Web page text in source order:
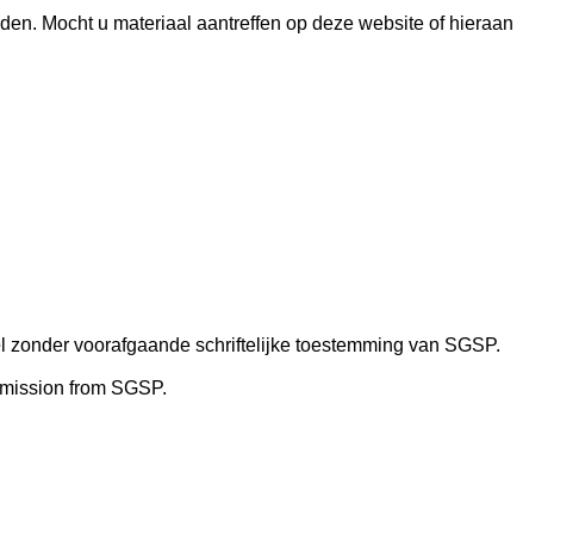
Mocht u materiaal aantreffen op deze website of hieraan
voorafgaande schriftelijke toestemming van SGSP.
from SGSP.